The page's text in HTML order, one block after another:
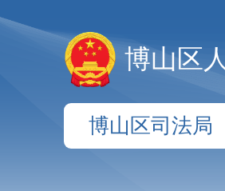
博山区
博山区司法局